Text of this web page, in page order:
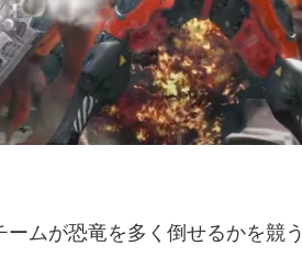
ムが恐竜を多く倒せるかを競う